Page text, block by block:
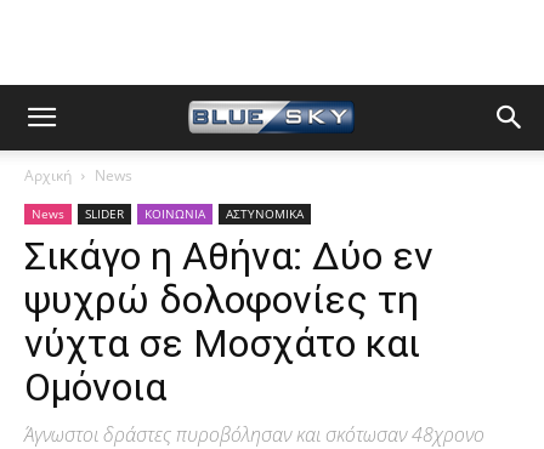
Αρχική News
News SLIDER ΚΟΙΝΩΝΙΑ ΑΣΤΥΝΟΜΙΚΑ
Σικάγο η Αθήνα: Δύο εν
ψυχρώ δολοφονίες τη
νύχτα σε Μοσχάτο και
Ομόνοια
Άγνωστοι δράστες πυροβόλησαν και σκότωσαν 48χρονο